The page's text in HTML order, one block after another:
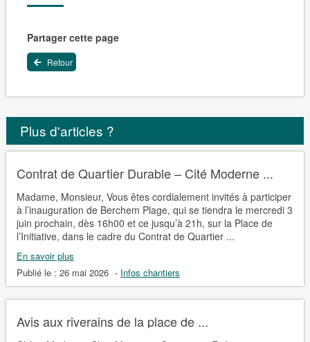
Partager cette page
Retour
Plus d'articles ?
Contrat de Quartier Durable – Cité Moderne ...
Madame, Monsieur, Vous êtes cordialement invités à participer
à l’inauguration de Berchem Plage, qui se tiendra le mercredi 3
juin prochain, dès 16h00 et ce jusqu’à 21h, sur la Place de
l’Initiative, dans le cadre du Contrat de Quartier ...
En savoir plus
Publié le : 26 mai 2026 - Infos chantiers
Avis aux riverains de la place de ...